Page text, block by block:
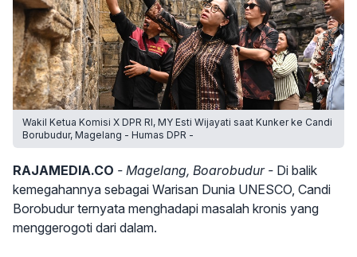
Wakil Ketua Komisi X DPR RI, MY Esti Wijayati saat Kunker ke Candi
Borubudur, Magelang - Humas DPR -
RAJAMEDIA.CO - Magelang, Boarobudur - Di balik
kemegahannya sebagai Warisan Dunia UNESCO, Candi
Borobudur ternyata menghadapi masalah kronis yang
menggerogoti dari dalam.